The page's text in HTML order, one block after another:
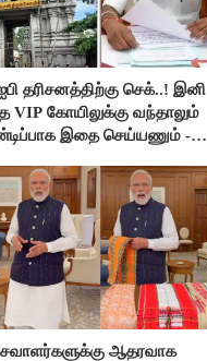
தரிசனத்திற்கு செக்..! இனி
VIP கோயிலுக்கு வந்தாலும்
இதை செய்யணும் -
ஆதரவாக